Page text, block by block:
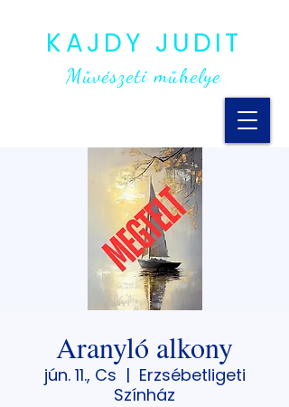
KAJDY JUDIT
Művészeti műhelye
Aranyló alkony
jún. 11., Cs
  |
Erzsébetligeti
Színház